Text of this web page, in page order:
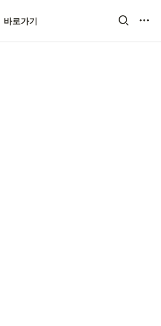
바로가기
스마트스토어